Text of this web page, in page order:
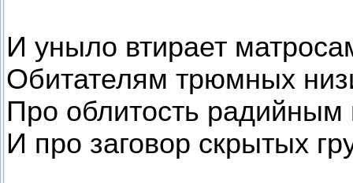
И уныло втирает
Обитателям трюмных
Про облитость радийным
И про заговор скрытых